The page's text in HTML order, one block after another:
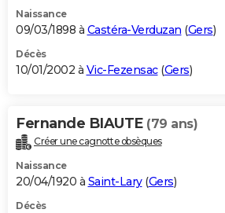
Naissance
09/03/1898 à Castéra-Verduzan (Gers)
Décès
10/01/2002 à Vic-Fezensac(Gers)
Fernande BIAUTE (79 ans)
Créer une cagnotte obsèques
Naissance
20/04/1920 à Saint-Lary(Gers)
Décès